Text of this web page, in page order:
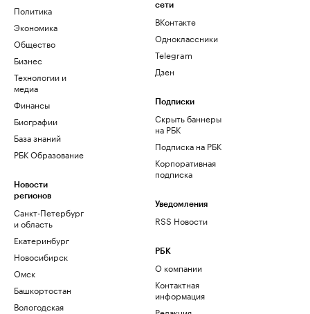
Политика
Экономика
Общество
Бизнес
Технологии и
медиа
Финансы
Биографии
База знаний
РБК Образование
Новости
регионов
Санкт-Петербург
и область
Екатеринбург
Новосибирск
Омск
Башкортостан
Вологодская
сети
ВКонтакте
Одноклассники
Telegram
Дзен
Подписки
Скрыть баннеры
на РБК
Подписка на РБК
Корпоративная
подписка
Уведомления
RSS Новости
РБК
О компании
Контактная
информация